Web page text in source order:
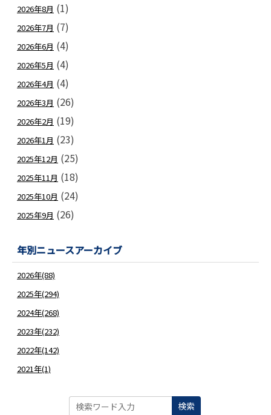
2026年8月 (1)
2026年7月 (7)
2026年6月 (4)
2026年5月 (4)
2026年4月 (4)
2026年3月 (26)
2026年2月 (19)
2026年1月 (23)
2025年12月 (25)
2025年11月 (18)
2025年10月 (24)
2025年9月 (26)
年別ニュースアーカイブ
2026年(88)
2025年(294)
2024年(268)
2023年(232)
2022年(142)
2021年(1)
検索